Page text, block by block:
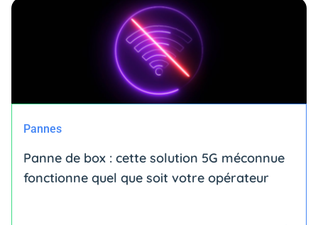
Pannes
Panne de box : cette solution 5G méconnue
fonctionne quel que soit votre opérateur